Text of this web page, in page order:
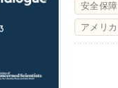
安全保障
アメリカ